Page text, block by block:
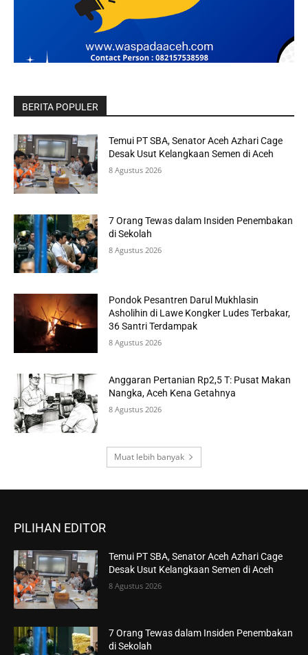
BERITA POPULER
Temui PT SBA, Senator Aceh Azhari Cage
Desak Usut Kelangkaan Semen di Aceh
8 Agustus 2026
7 Orang Tewas dalam Insiden Penembakan
di Sekolah
8 Agustus 2026
Pondok Pesantren Darul Mukhlasin
Asholihin di Lawe Kongker Ludes Terbakar,
36 Santri Terdampak
8 Agustus 2026
Anggaran Pertanian Rp2,5 T: Pusat Makan
Nangka, Aceh Kena Getahnya
8 Agustus 2026
Muat lebih banyak
PILIHAN EDITOR
Temui PT SBA, Senator Aceh Azhari Cage
Desak Usut Kelangkaan Semen di Aceh
8 Agustus 2026
7 Orang Tewas dalam Insiden Penembakan
di Sekolah